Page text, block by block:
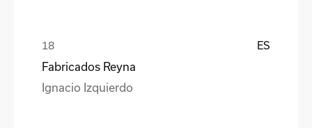
ES
Fabricados Reyna
Ignacio Izquierdo